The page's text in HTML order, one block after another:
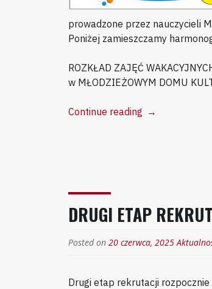
prowadzone przez nauczycieli
Poniżej zamieszczamy
ROZKŁAD ZAJĘĆ
w MŁODZIEŻOWYM DOMU
Continue reading “Zajęcia
→
DRUGI ETAP
Posted on 20 czerwca, 2025
Drugi etap rekrutacji